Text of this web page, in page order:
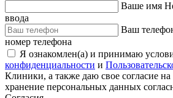
Ваше имя
ввода
Ваш
номер телефона
Я ознакомлен(а) и принимаю
конфиденциальности и
Клиники, а также даю свое согласие на
хранение персональных данных